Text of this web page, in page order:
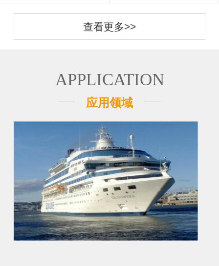
查看更多>>
APPLICATION
应用领域